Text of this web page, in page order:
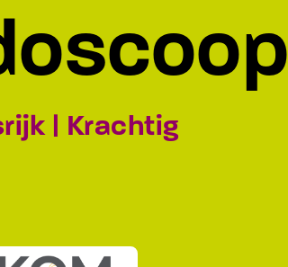
| Krachtig